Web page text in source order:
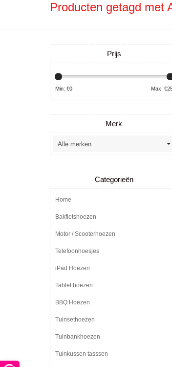
Producten getagd met
Prijs
Min: €0 Max: €
Merk
Categorieën
Home
Bakfietshoezen
Motor / Scooterhoezen
Telefoonhoesjes
iPad Hoezen
Tablet hoezen
BBQ Hoezen
Tuinsethoezen
Tuinbankhoezen
Tuinkussen tasssen